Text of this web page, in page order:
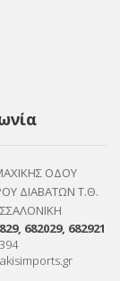
ΟΔΟΥ
ΔΙΑΒΑΤΩΝ Τ.Θ.
, 682029, 682921